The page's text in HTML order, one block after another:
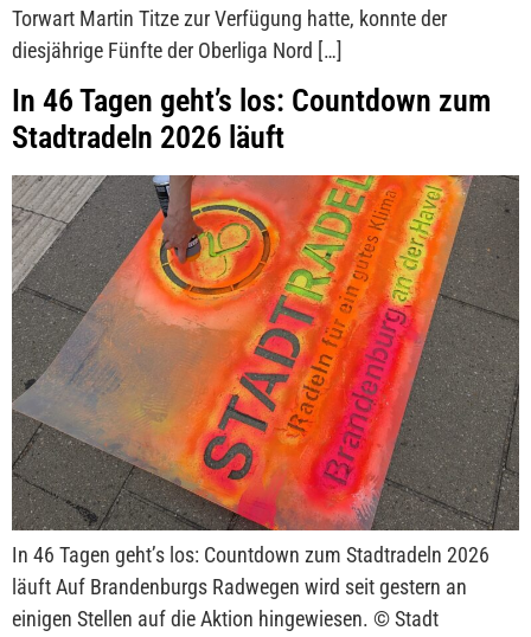
Torwart Martin Titze zur Verfügung hatte, konnte der
diesjährige Fünfte der Oberliga Nord […]
In 46 Tagen geht’s los: Countdown zum
Stadtradeln 2026 läuft
In 46 Tagen geht’s los: Countdown zum Stadtradeln 2026
läuft Auf Brandenburgs Radwegen wird seit gestern an
einigen Stellen auf die Aktion hingewiesen. © Stadt